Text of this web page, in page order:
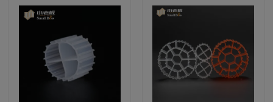
Verzoek om een Citaat
MBBR-filtermedia